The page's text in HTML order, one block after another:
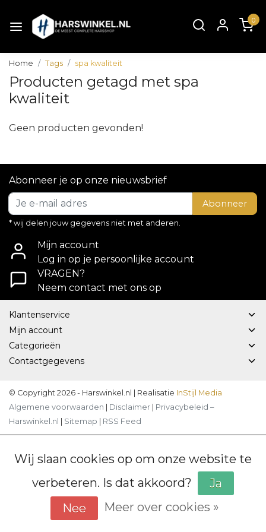
0
Home Tags spa kwaliteit
Producten getagd met spa
kwaliteit
Geen producten gevonden!
Abonneer je op onze nieuwsbrief
Abonneer
* wij delen jouw gegevens niet met anderen.
Mijn account
Log in op je persoonlijke account
VRAGEN?
Neem contact met ons op
Klantenservice
Mijn account
Categorieën
Contactgegevens
© Copyright 2026 - Harswinkel.nl | Realisatie InStijl Media
Algemene voorwaarden
Disclaimer
Privacybeleid –
Harswinkel.nl
Sitemap RSS Feed
Wij slaan cookies op om onze website te
verbeteren. Is dat akkoord?
Ja
Nee
Meer over cookies »